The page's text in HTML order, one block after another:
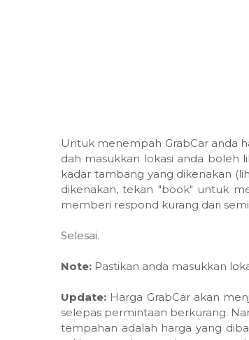
Untuk menempah GrabCar anda
dah masukkan lokasi anda boleh
kadar tambang yang dikenakan
dikenakan, tekan "book" untuk
memberi respond kurang dari
Selesai.
Note: Pastikan anda masukkan
Update: Harga GrabCar akan
selepas permintaan berkurang.
tempahan adalah harga yang